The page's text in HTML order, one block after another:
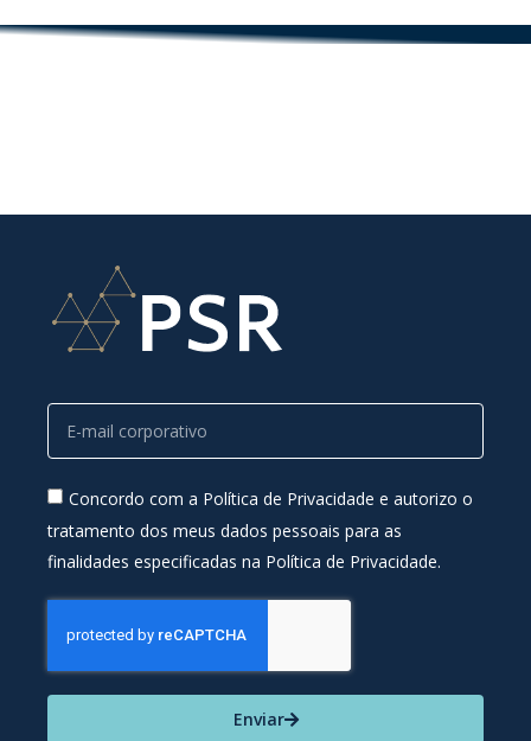
Concordo com a Política de Privacidade e autorizo o
tratamento dos meus dados pessoais para as
finalidades especificadas na Política de Privacidade.
Enviar